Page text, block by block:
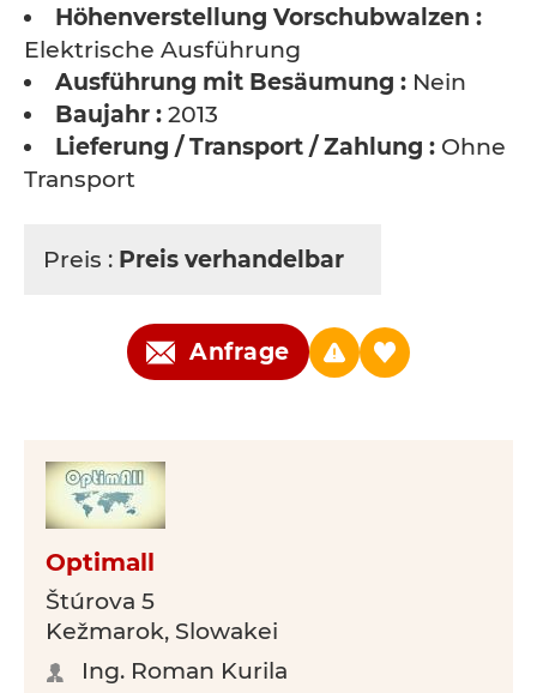
Höhenverstellung Vorschubwalzen :
Elektrische Ausführung
Ausführung mit Besäumung : Nein
Baujahr : 2013
Lieferung / Transport / Zahlung : Ohne
Transport
Preis : Preis verhandelbar
Anfrage
Optimall
Štúrova 5
Kežmarok, Slowakei
Ing. Roman Kurila